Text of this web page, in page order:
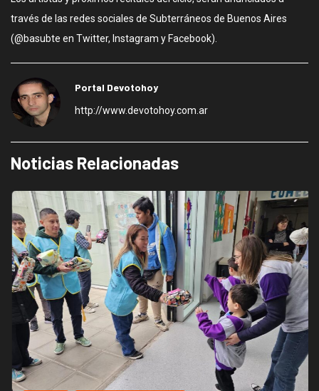
través de las redes sociales de Subterráneos de Buenos Aires
(@basubte en Twitter, Instagram y Facebook).
Portal Devotohoy
http://www.devotohoy.com.ar
Noticias Relacionadas